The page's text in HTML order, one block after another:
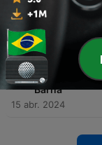
51 - Vodum, vudu,
Minas e
vencedor do
29 abr. 2024
50 - Conheça a
Barna
15 abr. 2024